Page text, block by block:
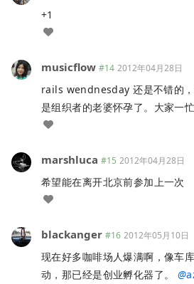
+1
musicflow #14 2012年04月28日
rails wendnesday 还是不错的
是组织者的老婆怀孕了。大家一
marshluca #15 2012年04月28日
希望能在离开北京前参加上一次
blackanger #16 2012年05月10日
现在好多咖啡场人爆满啊，像车
动，那已经是创业孵化器了。 @